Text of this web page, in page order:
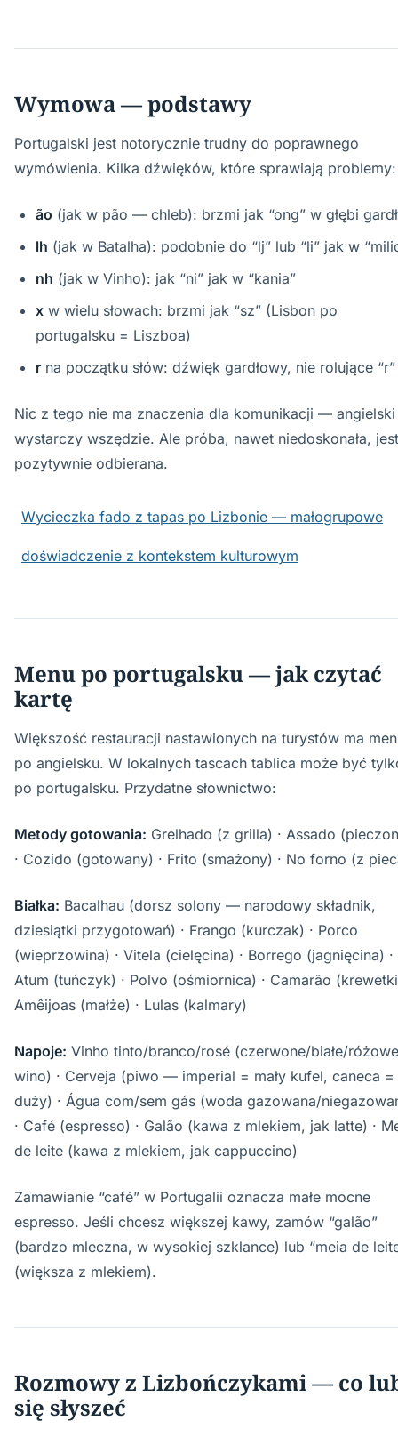
Wymowa — podstawy
Portugalski jest notorycznie trudny do poprawnego
wymówienia. Kilka dźwięków, które sprawiają problemy:
ão (jak w pão — chleb): brzmi jak “ong” w głębi
lh (jak w Batalha): podobnie do “lj” lub “li” jak w
nh (jak w Vinho): jak “ni” jak w “kania”
x w wielu słowach: brzmi jak “sz” (Lisbon po
portugalsku = Liszboa)
r na początku słów: dźwięk gardłowy, nie rolujące “r”
Nic z tego nie ma znaczenia dla komunikacji — angielski
wystarczy wszędzie. Ale próba, nawet niedoskonała, jest
pozytywnie odbierana.
Wycieczka fado z tapas po Lizbonie — małogrupowe
doświadczenie z kontekstem kulturowym
Menu po portugalsku — jak czytać
kartę
Większość restauracji nastawionych na turystów ma
po angielsku. W lokalnych tascach tablica może być
po portugalsku. Przydatne słownictwo:
Metody gotowania: Grelhado (z grilla) · Assado
· Cozido (gotowany) · Frito (smażony) · No forno (z
Białka: Bacalhau (dorsz solony — narodowy składnik,
dziesiątki przygotowań) · Frango (kurczak) · Porco
(wieprzowina) · Vitela (cielęcina) · Borrego (jagnięcina) ·
Atum (tuńczyk) · Polvo (ośmiornica) · Camarão
Amêijoas (małże) · Lulas (kalmary)
Napoje: Vinho tinto/branco/rosé (czerwone/białe/różowe
wino) · Cerveja (piwo — imperial = mały kufel, caneca =
duży) · Água com/sem gás (woda gazowana/
· Café (espresso) · Galão (kawa z mlekiem, jak latte) ·
de leite (kawa z mlekiem, jak cappuccino)
Zamawianie “café” w Portugalii oznacza małe mocne
espresso. Jeśli chcesz większej kawy, zamów “galão”
(bardzo mleczna, w wysokiej szklance) lub “meia de
(większa z mlekiem).
Rozmowy z Lizbończykami — co
się słyszeć